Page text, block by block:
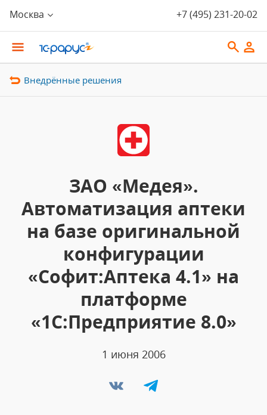
Москва +7 (495) 231-20-02
Внедрённые решения
ЗАО «Медея».
Автоматизация аптеки
на базе оригинальной
конфигурации
«Софит:Аптека 4.1» на
платформе
«1С:Предприятие 8.0»
1 июня 2006